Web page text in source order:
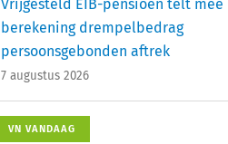
Vrijgesteld EIB-pensioen telt
berekening drempelbedrag
persoonsgebonden aftrek
7 augustus 2026
VN VANDAAG